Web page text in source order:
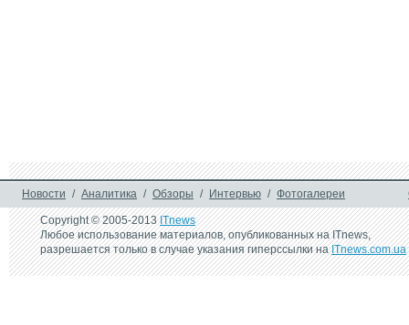
Новости / Аналитика / Обзоры / Интервью / Фотогалереи
Copyright © 2005-2013ITnews
Любое использование материалов, опубликованных на ITnews,
разрешается только в случае указания гиперссылки наITnews.com.ua